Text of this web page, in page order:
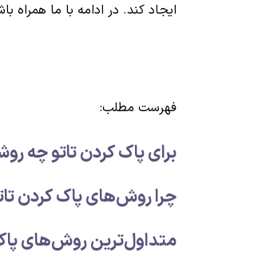
ایجاد کند. در ادامه با ما همراه
فهرست مطلب:
برای پاک کردن تاتو چه
چرا روش‌های پاک کردن
متداول‌ترین روش‌های